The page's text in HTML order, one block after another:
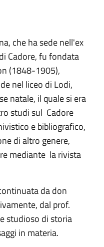
che ha sede nell'ex
Cadore, fu fondata
(1848-1905),
nel liceo di Lodi,
natale, il quale si era
studi sul Cadore
e bibliografico,
di altro genere,
mediante la rivista
da don
dal prof.
studioso di storia
in materia.